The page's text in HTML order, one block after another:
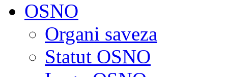
OSNO
Organi saveza
Statut OSNO